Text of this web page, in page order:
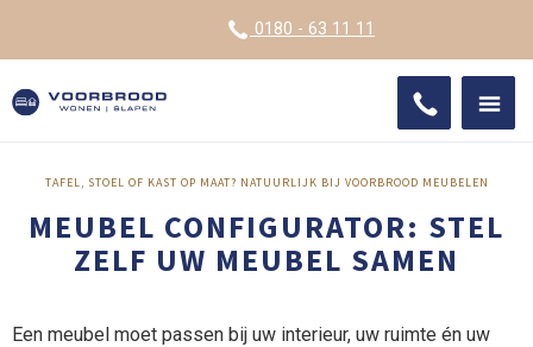
0180 - 63 11 11
MEUBEL CONFIGURATOR: STEL
ZELF UW MEUBEL SAMEN
TAFEL, STOEL OF KAST OP MAAT? NATUURLIJK BIJ VOORBROOD MEUBELEN
Een meubel moet passen bij uw interieur, uw ruimte én uw